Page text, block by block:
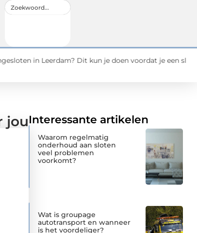
Dit kun je doen voordat je een slotenmaker
jouInteressante artikelen
Waarom regelmatig
onderhoud aan sloten
veel problemen
voorkomt?
Wat is groupage
autotransport en wanneer
is het voordeliger?